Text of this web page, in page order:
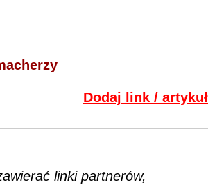
Dodaj link / artykuł
linki partnerów,